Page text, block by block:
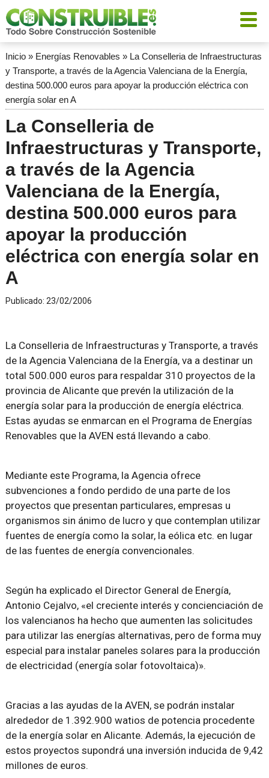
Inicio» Energías Renovables » La Conselleria de Infraestructuras
y Transporte, a través de la Agencia Valenciana de la Energía,
destina 500.000 euros para apoyar la producción eléctrica con
energía solar en A
La Conselleria de
Infraestructuras y Transporte,
a través de la Agencia
Valenciana de la Energía,
destina 500.000 euros para
apoyar la producción
eléctrica con energía solar en
A
Publicado: 23/02/2006
La Conselleria de Infraestructuras y Transporte, a través
de la Agencia Valenciana de la Energía, va a destinar un
total 500.000 euros para respaldar 310 proyectos de la
provincia de Alicante que prevén la utilización de la
energía solar para la producción de energía eléctrica.
Estas ayudas se enmarcan en el Programa de Energías
Renovables que la AVEN está llevando a cabo.
Mediante este Programa, la Agencia ofrece
subvenciones a fondo perdido de una parte de los
proyectos que presentan particulares, empresas u
organismos sin ánimo de lucro y que contemplan utilizar
fuentes de energía como la solar, la eólica etc. en lugar
de las fuentes de energía convencionales.
Según ha explicado el Director General de Energía,
Antonio Cejalvo, «el creciente interés y concienciación de
los valencianos ha hecho que aumenten las solicitudes
para utilizar las energías alternativas, pero de forma muy
especial para instalar paneles solares para la producción
de electricidad (energía solar fotovoltaica)».
Gracias a las ayudas de la AVEN, se podrán instalar
alrededor de 1.392.900 watios de potencia procedente
de la energía solar en Alicante. Además, la ejecución de
estos proyectos supondrá una inversión inducida de 9,42
millones de euros.